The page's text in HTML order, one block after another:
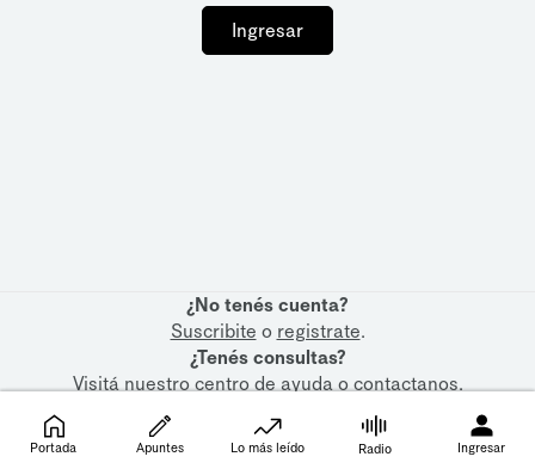
Ingresar
¿No tenés cuenta?
Suscribite o registrate.
¿Tenés consultas?
Visitá nuestrocentro de ayudaocontactanos.
Portada Apuntes Lo más leído Radio Ingresar